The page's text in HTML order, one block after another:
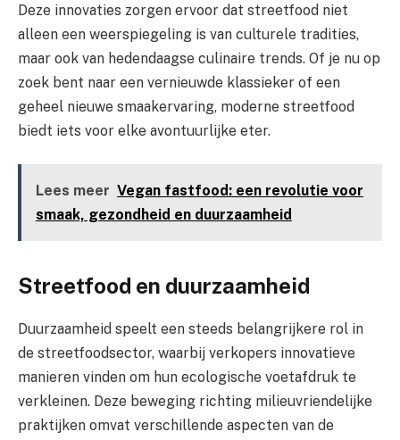
Deze innovaties zorgen ervoor dat streetfood niet
alleen een weerspiegeling is van culturele tradities,
maar ook van hedendaagse culinaire trends. Of je nu op
zoek bent naar een vernieuwde klassieker of een
geheel nieuwe smaakervaring, moderne streetfood
biedt iets voor elke avontuurlijke eter.
Lees meer Vegan fastfood: een revolutie voor
smaak, gezondheid en duurzaamheid
Streetfood en duurzaamheid
Duurzaamheid speelt een steeds belangrijkere rol in
de streetfoodsector, waarbij verkopers innovatieve
manieren vinden om hun ecologische voetafdruk te
verkleinen. Deze beweging richting milieuvriendelijke
praktijken omvat verschillende aspecten van de